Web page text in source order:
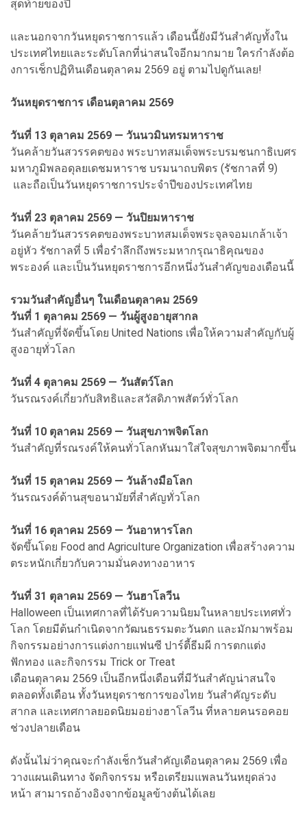
สุดท้ายของปี
และนอกจากวันหยุดราชการแล้ว เดือนนี้ยังมีวันสำคัญทั้งใน
ประเทศไทยและระดับโลกที่น่าสนใจอีกมากมาย ใครกำลังต้อ
งการเช็กปฏิทินเดือนตุลาคม 2569 อยู่ ตามไปดูกันเลย!
วันหยุดราชการ เดือนตุลาคม 2569
วันที่ 13 ตุลาคม 2569 — วันนวมินทรมหาราช
วันคล้ายวันสวรรคตของ พระบาทสมเด็จพระบรมชนกาธิเบศร
มหาภูมิพลอดุลยเดชมหาราช บรมนาถบพิตร (รัชกาลที่ 9)
และถือเป็นวันหยุดราชการประจำปีของประเทศไทย
วันที่ 23 ตุลาคม 2569 — วันปิยมหาราช
วันคล้ายวันสวรรคตของพระบาทสมเด็จพระจุลจอมเกล้าเจ้า
อยู่หัว รัชกาลที่ 5 เพื่อรำลึกถึงพระมหากรุณาธิคุณของ
พระองค์ และเป็นวันหยุดราชการอีกหนึ่งวันสำคัญของเดือนนี้
รวมวันสำคัญอื่นๆ ในเดือนตุลาคม 2569
วันที่ 1 ตุลาคม 2569 — วันผู้สูงอายุสากล
วันสำคัญที่จัดขึ้นโดย United Nations เพื่อให้ความสำคัญกับผู้
สูงอายุทั่วโลก
วันที่ 4 ตุลาคม 2569 — วันสัตว์โลก
วันรณรงค์เกี่ยวกับสิทธิและสวัสดิภาพสัตว์ทั่วโลก
วันที่ 10 ตุลาคม 2569 — วันสุขภาพจิตโลก
วันสำคัญที่รณรงค์ให้คนทั่วโลกหันมาใส่ใจสุขภาพจิตมากขึ้น
วันที่ 15 ตุลาคม 2569 — วันล้างมือโลก
วันรณรงค์ด้านสุขอนามัยที่สำคัญทั่วโลก
วันที่ 16 ตุลาคม 2569 — วันอาหารโลก
จัดขึ้นโดย Food and Agriculture Organization เพื่อสร้างความ
ตระหนักเกี่ยวกับความมั่นคงทางอาหาร
วันที่ 31 ตุลาคม 2569 — วันฮาโลวีน
Halloween เป็นเทศกาลที่ได้รับความนิยมในหลายประเทศทั่ว
โลก โดยมีต้นกำเนิดจากวัฒนธรรมตะวันตก และมักมาพร้อม
กิจกรรมอย่างการแต่งกายแฟนซี ปาร์ตี้ธีมผี การตกแต่ง
ฟักทอง และกิจกรรม Trick or Treat
เดือนตุลาคม 2569 เป็นอีกหนึ่งเดือนที่มีวันสำคัญน่าสนใจ
ตลอดทั้งเดือน ทั้งวันหยุดราชการของไทย วันสำคัญระดับ
สากล และเทศกาลยอดนิยมอย่างฮาโลวีน ที่หลายคนรอคอย
ช่วงปลายเดือน
ดังนั้นไม่ว่าคุณจะกำลังเช็กวันสำคัญเดือนตุลาคม 2569 เพื่อ
วางแผนเดินทาง จัดกิจกรรม หรือเตรียมแพลนวันหยุดล่วง
หน้า สามารถอ้างอิงจากข้อมูลข้างต้นได้เลย